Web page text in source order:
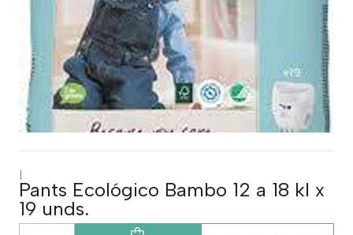
Pants Ecológico Bambo 12 a 18 kl x
19 unds.